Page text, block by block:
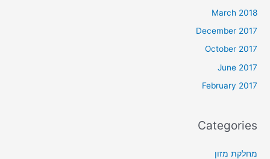
March 2018
December 2017
October 2017
June 2017
February 2017
Categories
מחלקת מזון